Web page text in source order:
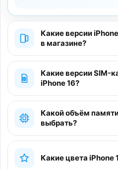
Какие версии
в магазине?
Какие версии SIM-
iPhone 16?
Какой объём
выбрать?
Какие цвета iPhone